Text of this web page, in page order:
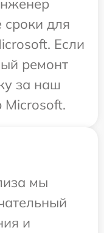
сроки для
Если
ремонт
за наш
Microsoft.
мы
и